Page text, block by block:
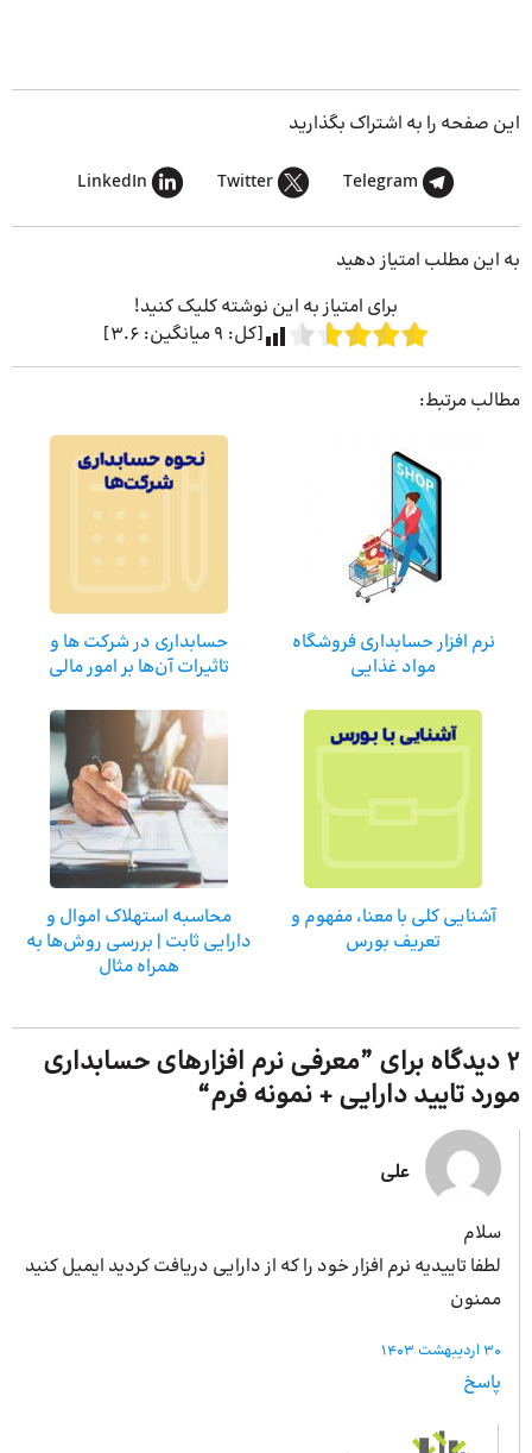
این صفحه را به اشتراک بگذارید
Telegram
Twitter
LinkedIn
به این مطلب امتیاز دهید
برای امتیاز به این نوشته کلیک کنید!
[کل: 9میانگین: 3.6
]
مطالب مرتبط:
نرم افزار حسابداری فروشگاه
مواد غذایی
حسابداری در شرکت ها و
تاثیرات آن‌ها بر امور مالی
آشنایی کلی با معنا، مفهوم و
تعریف بورس
محاسبه استهلاک اموال و
دارایی ثابت | بررسی روش‌ها به
همراه مثال
2 دیدگاه برای ”
معرفی نرم افزارهای حسابداری
مورد تایید دارایی + نمونه فرم“
علی
سلام
لطفا تاییدیه نرم افزار خود را که از دارایی دریافت کردید ایمیل کنید
ممنون
30 اردیبهشت 1403
پاسخ